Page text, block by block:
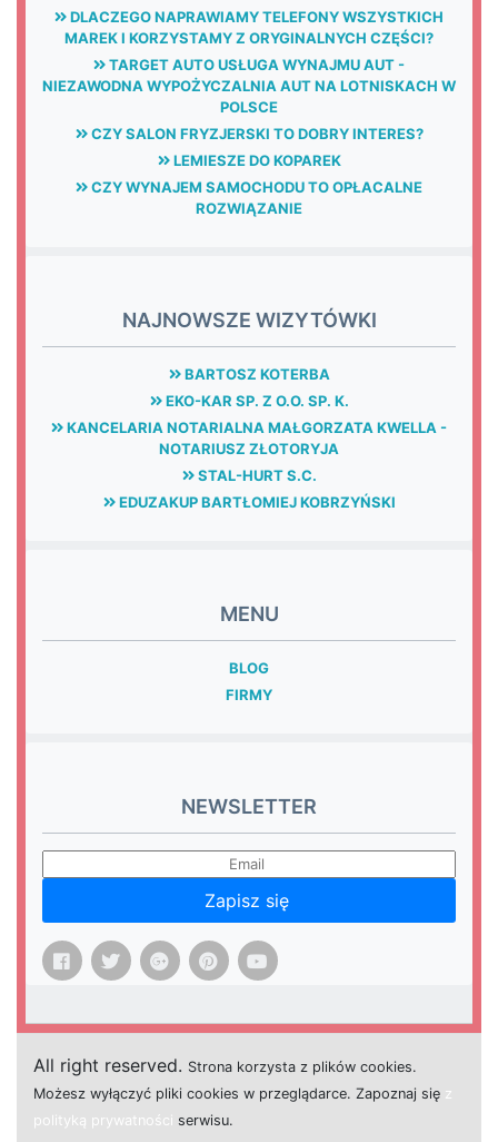
DLACZEGO NAPRAWIAMY TELEFONY WSZYSTKICH
MAREK I KORZYSTAMY Z ORYGINALNYCH CZĘŚCI?
TARGET AUTO USŁUGA WYNAJMU AUT -
NIEZAWODNA WYPOŻYCZALNIA AUT NA LOTNISKACH W
POLSCE
CZY SALON FRYZJERSKI TO DOBRY INTERES?
LEMIESZE DO KOPAREK
CZY WYNAJEM SAMOCHODU TO OPŁACALNE
ROZWIĄZANIE
NAJNOWSZE WIZYTÓWKI
BARTOSZ KOTERBA
EKO-KAR SP. Z O.O. SP. K.
KANCELARIA NOTARIALNA MAŁGORZATA KWELLA -
NOTARIUSZ ZŁOTORYJA
STAL-HURT S.C.
EDUZAKUP BARTŁOMIEJ KOBRZYŃSKI
MENU
BLOG
FIRMY
NEWSLETTER
Zapisz się
All right reserved. Strona korzysta z plików cookies.
Możesz wyłączyć pliki cookies w przeglądarce. Zapoznaj się z
polityką prywatności serwisu.